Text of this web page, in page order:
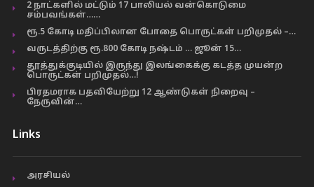
2 நாட்களில் மட்டும் 17 பாலியல் வன்கொடுமை
சம்பவங்கள்……
ரூ.5 கோடி மதிப்பிலான போதை பொருட்கள் பறிமுதல் –…
வருடத்திற்கு ரூ.800 கோடி நஷ்டம் … ஜூன் 15…
தூத்துக்குடியில் இருந்து இலங்கைக்கு கடத்த முயன்ற
பொருட்கள் பறிமுதல்…!
பிரதமராக பதவியேற்று 12 ஆண்டுகள் நிறைவு –
நேருவின்…
Links
அரசியல்